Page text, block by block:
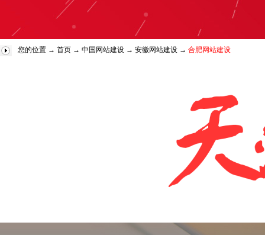
您的位置 → 首页 → 中国网站建设 → 安徽网站建设 → 合肥网站建设